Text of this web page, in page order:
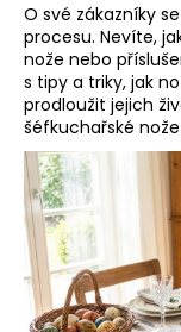
O své zákazníky
procesu. Nevíte,
nože nebo
s tipy a triky, jak
prodloužit jejich
šéfkuchařské
V
ý
p
i
s
č
t
ř
e
b
u
j
e
t
e
n